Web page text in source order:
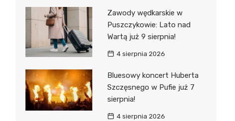
Zawody wędkarskie w
Puszczykowie: Lato nad
Wartą już 9 sierpnia!
4 sierpnia 2026
Bluesowy koncert Huberta
Szczęsnego w Pufie już 7
sierpnia!
4 sierpnia 2026